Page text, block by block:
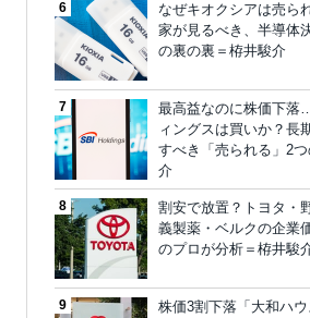
なぜキオクシアは売ら
家が見るべき、半導体
の裏の裏＝栫井駿介
最高益なのに株価下落
ィングスは買いか？長
すべき「売られる」2
介
割安で放置？トヨタ・
義製薬・ベルクの企業
のプロが分析＝栫井駿
株価3割下落「大和ハ